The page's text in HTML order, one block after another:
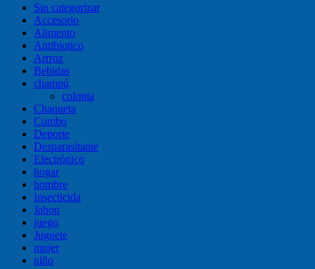
Sin categorizar
Accesorio
Alimento
Antibiotico
Arrroz
Bebidas
champú
colonia
Chaqueta
Combo
Deporte
Desparasitante
Electrónico
hogar
hombre
Insecticida
Jabon
juego
Juguete
mujer
niño